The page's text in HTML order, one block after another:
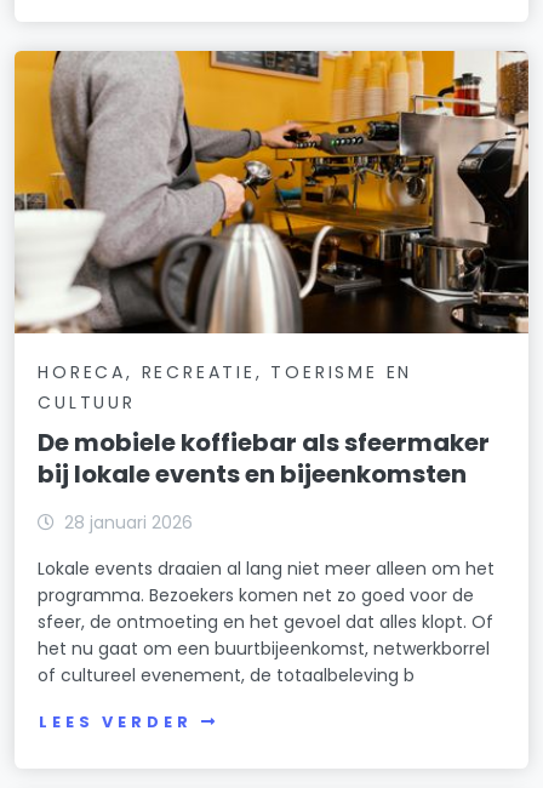
HORECA, RECREATIE, TOERISME EN
CULTUUR
De mobiele koffiebar als sfeermaker
bij lokale events en bijeenkomsten
28 januari 2026
Lokale events draaien al lang niet meer alleen om het
programma. Bezoekers komen net zo goed voor de
sfeer, de ontmoeting en het gevoel dat alles klopt. Of
het nu gaat om een buurtbijeenkomst, netwerkborrel
of cultureel evenement, de totaalbeleving b
LEES VERDER